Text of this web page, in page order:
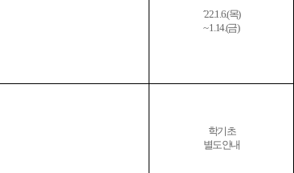
´22.1.6.(목)
~ 1.14.(금)
학기 초
별도 안내